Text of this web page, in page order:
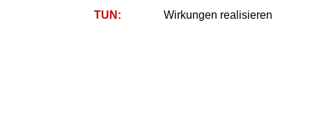
TUN: Wirkungen realisieren